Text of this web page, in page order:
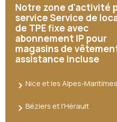
Notre zone d'activité
service Service de
de TPE fixe avec
abonnement IP pour
magasins de
assistance incluse
Nice et les Alpes-Maritimes
Béziers et l'Hérault